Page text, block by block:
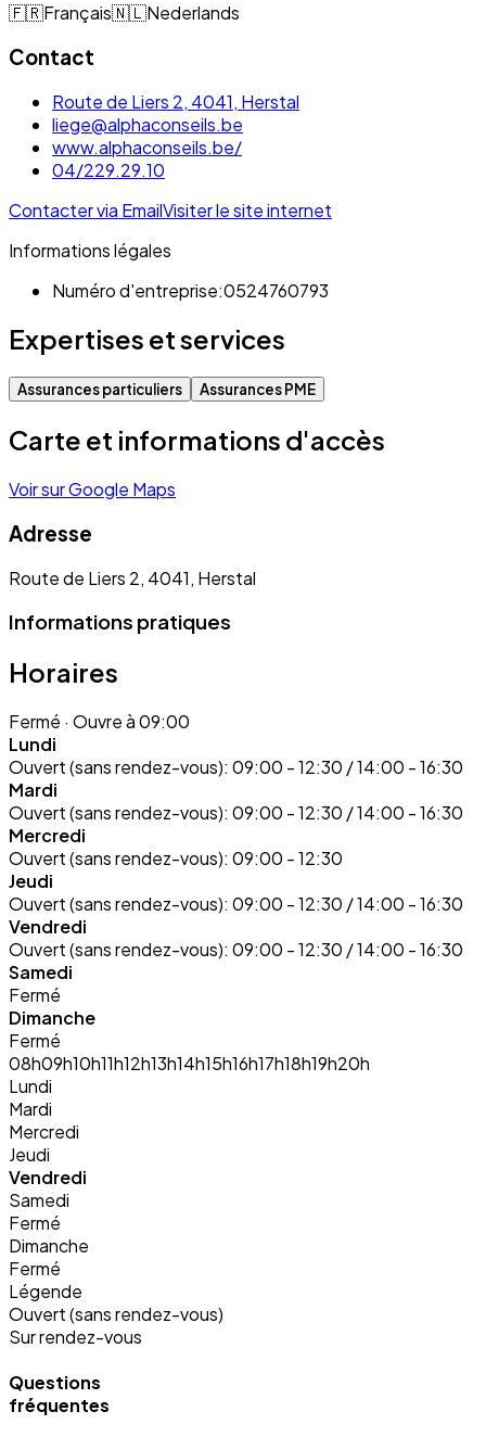
🇫🇷Français🇳🇱Nederlands
Contact
Route de Liers 2, 4041, Herstal
liege@alphaconseils.be
www.alphaconseils.be/
04/229.29.10
Contacter via EmailVisiter le site internet
Informations légales
Numéro d'entreprise:0524760793
Expertises et services
Assurances particuliers Assurances PME
Carte et informations d'accès
Voir sur Google Maps
Adresse
Route de Liers 2, 4041, Herstal
Informations pratiques
Horaires
Fermé · Ouvre à 09:00
Lundi
Ouvert (sans rendez-vous): 09:00 - 12:30 / 14:00 - 16:30
Mardi
Ouvert (sans rendez-vous): 09:00 - 12:30 / 14:00 - 16:30
Mercredi
Ouvert (sans rendez-vous): 09:00 - 12:30
Jeudi
Ouvert (sans rendez-vous): 09:00 - 12:30 / 14:00 - 16:30
Vendredi
Ouvert (sans rendez-vous): 09:00 - 12:30 / 14:00 - 16:30
Samedi
Fermé
Dimanche
Fermé
08h09h10h11h12h13h14h15h16h17h18h19h20h
Lundi
Mardi
Mercredi
Jeudi
Vendredi
Samedi
Fermé
Dimanche
Fermé
Légende
Ouvert (sans rendez-vous)
Sur rendez-vous
Questions
fréquentes